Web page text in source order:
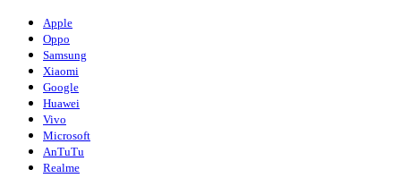
Apple
Oppo
Samsung
Xiaomi
Google
Huawei
Vivo
Microsoft
AnTuTu
Realme